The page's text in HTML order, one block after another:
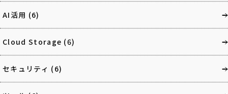
AI活用 (6)
Cloud Storage (6)
セキュリティ (6)